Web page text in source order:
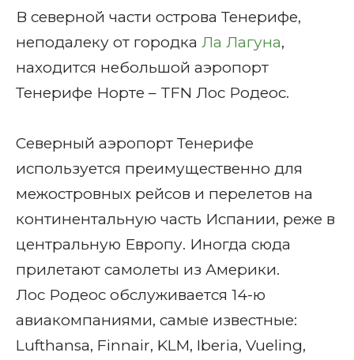
В северной части острова Тенерифе,
неподалеку от городка Ла Лагуна,
находится небольшой аэропорт
Тенерифе Норте – TFN Лос Родеос.
Северный аэропорт Тенерифе
используется преимущественно для
межостровных рейсов и перелетов на
континентальную часть Испании, реже в
центральную Европу. Иногда сюда
прилетают самолеты из Америки.
Лос Родеос обслуживается 14-ю
авиакомпаниями, самые известные:
Lufthansa, Finnair, KLM, Iberia, Vueling,